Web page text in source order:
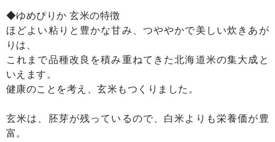
◆ゆめぴりか 玄米の特徴
ほどよい粘りと豊かな甘み、つややかで美しい炊きあが
りは、
これまで品種改良を積み重ねてきた北海道米の集大成と
いえます。
健康のことを考え、玄米もつくりました。
玄米は、胚芽が残っているので、白米よりも栄養価が豊
富。